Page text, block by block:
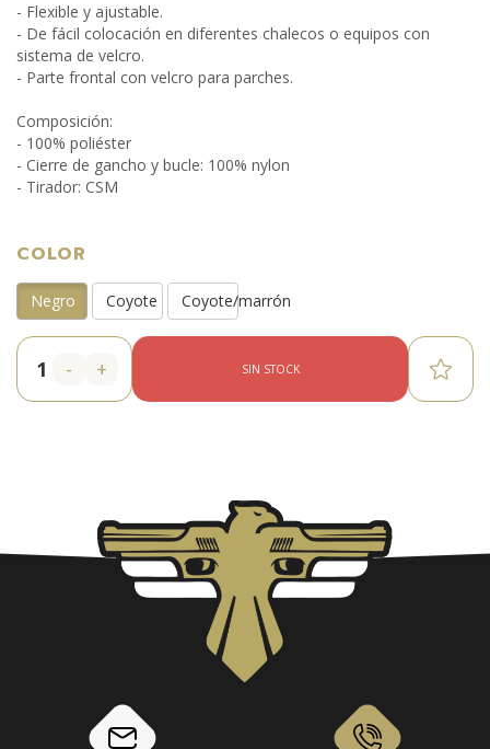
- Flexible y ajustable.
- De fácil colocación en diferentes chalecos o equipos con
sistema de velcro.
- Parte frontal con velcro para parches.
Composición:
- 100% poliéster
- Cierre de gancho y bucle: 100% nylon
- Tirador: CSM
COLOR
Negro Coyote Coyote/marrón
- + SIN STOCK